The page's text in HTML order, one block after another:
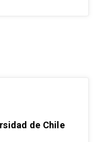
de Chile